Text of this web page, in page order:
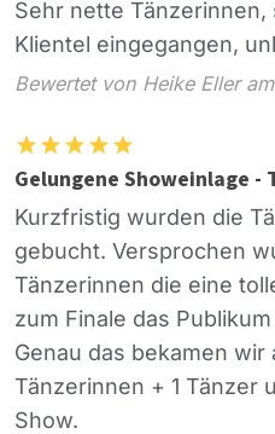
Sehr nette
Klientel eingegangen,
Bewertet von Heike Eller
Gelungene Showeinlage -
Kurzfristig wurden die
gebucht. Versprochen
Tänzerinnen die eine
zum Finale das
Genau das bekamen
Tänzerinnen + 1 Tänzer
Show.